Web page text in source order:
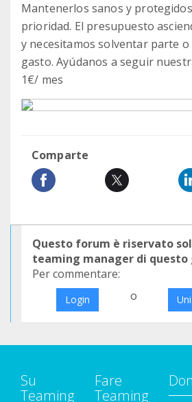
Mantenerlos sanos y
prioridad. El presupuesto
y necesitamos solventar parte
gasto. Ayúdanos a seguir
1€/ mes
Comparte
Questo forum è riservato
teaming manager di questo
Per commentare:
Login o
Su
Teaming
Fare
Teaming